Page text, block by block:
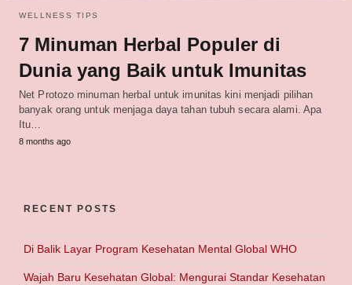
WELLNESS TIPS
7 Minuman Herbal Populer di
Dunia yang Baik untuk Imunitas
Net Protozo minuman herbal untuk imunitas kini menjadi pilihan
banyak orang untuk menjaga daya tahan tubuh secara alami. Apa
Itu…
8 months ago
RECENT POSTS
Di Balik Layar Program Kesehatan Mental Global WHO
Wajah Baru Kesehatan Global: Mengurai Standar Kesehatan